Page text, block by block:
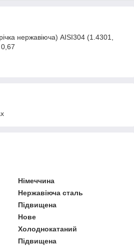
нержавіюча) AISI304 (1.4301,
Німеччина
Нержавіюча сталь
Підвищена
Нове
Холоднокатаний
Підвищена